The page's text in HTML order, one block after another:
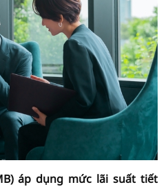
áp dụng mức lãi suất tiết